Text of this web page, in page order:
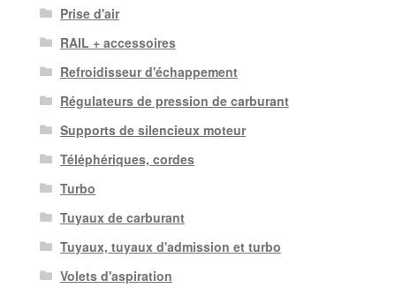
Prise d'air
RAIL + accessoires
Refroidisseur d'échappement
Régulateurs de pression de carburant
Supports de silencieux moteur
Téléphériques, cordes
Turbo
Tuyaux de carburant
Tuyaux, tuyaux d'admission et turbo
Volets d'aspiration